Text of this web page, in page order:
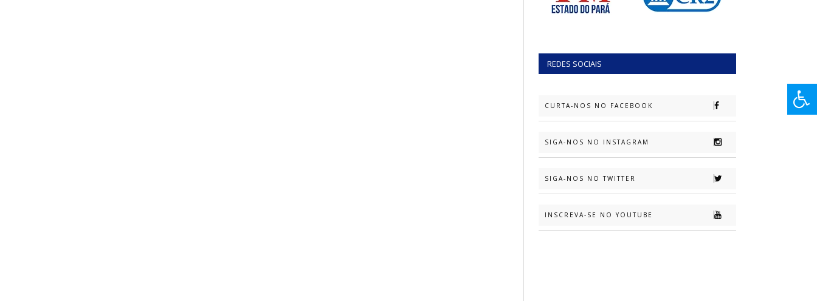
REDES SOCIAIS
CURTA-NOS NO FACEBOOK
SIGA-NOS NO INSTAGRAM
SIGA-NOS NO TWITTER
INSCREVA-SE NO YOUTUBE